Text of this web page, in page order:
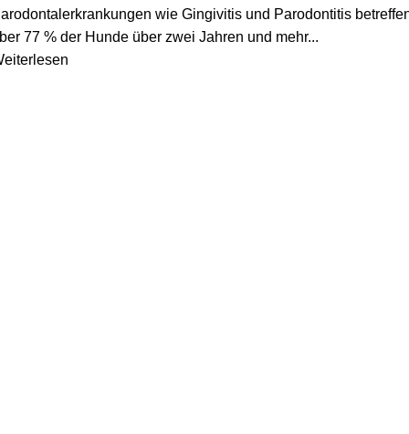
wie Gingivitis und Parodontitis
77 % der Hunde über zwei Jahren und mehr...